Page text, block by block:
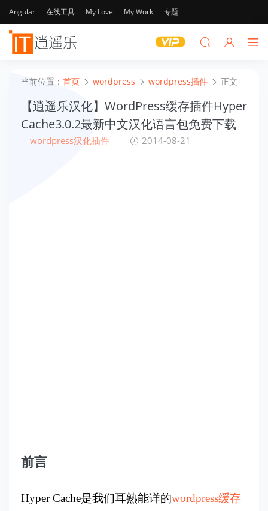
Angular 在线工具 My Love My Work 专题
当前位置： 首页 wordpress wordpress插件 正文
【逍遥乐汉化】WordPress缓存插件Hyper
Cache3.0.2最新中文汉化语言包免费下载
wordpress汉化插件 2014-08-21
前言
Hyper Cache是我们耳熟能详的wordpress缓存